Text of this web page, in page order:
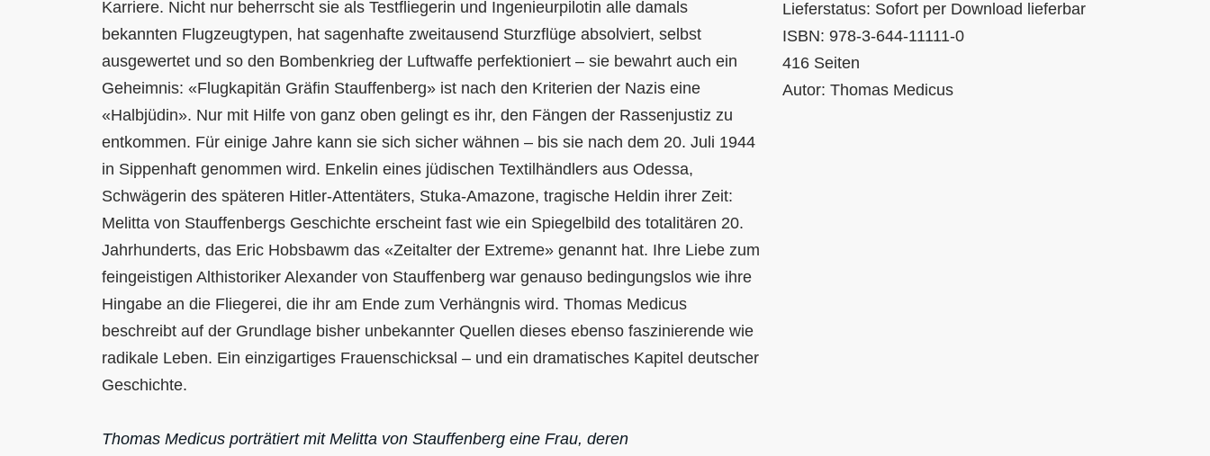
Karriere. Nicht nur beherrscht sie als Testfliegerin und Ingenieurpilotin alle damals
bekannten Flugzeugtypen, hat sagenhafte zweitausend Sturzflüge absolviert, selbst
ausgewertet und so den Bombenkrieg der Luftwaffe perfektioniert – sie bewahrt auch ein
Geheimnis: «Flugkapitän Gräfin Stauffenberg» ist nach den Kriterien der Nazis eine
«Halbjüdin». Nur mit Hilfe von ganz oben gelingt es ihr, den Fängen der Rassenjustiz zu
entkommen. Für einige Jahre kann sie sich sicher wähnen – bis sie nach dem 20. Juli 1944
in Sippenhaft genommen wird. Enkelin eines jüdischen Textilhändlers aus Odessa,
Schwägerin des späteren Hitler-Attentäters, Stuka-Amazone, tragische Heldin ihrer Zeit:
Melitta von Stauffenbergs Geschichte erscheint fast wie ein Spiegelbild des totalitären 20.
Jahrhunderts, das Eric Hobsbawm das «Zeitalter der Extreme» genannt hat. Ihre Liebe zum
feingeistigen Althistoriker Alexander von Stauffenberg war genauso bedingungslos wie ihre
Hingabe an die Fliegerei, die ihr am Ende zum Verhängnis wird. Thomas Medicus
beschreibt auf der Grundlage bisher unbekannter Quellen dieses ebenso faszinierende wie
radikale Leben. Ein einzigartiges Frauenschicksal – und ein dramatisches Kapitel deutscher
Geschichte.
Thomas Medicus porträtiert mit Melitta von Stauffenberg eine Frau, deren
Lieferstatus: Sofort per Download lieferbar
ISBN: 978-3-644-11111-0
416 Seiten
Autor: Thomas Medicus